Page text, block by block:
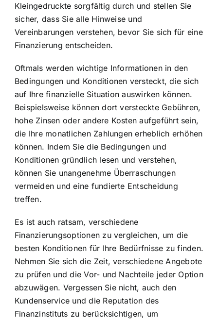
Kleingedruckte sorgfältig durch und stellen Sie
sicher, dass Sie alle Hinweise und
Vereinbarungen verstehen, bevor Sie sich für eine
Finanzierung entscheiden.
Oftmals werden wichtige Informationen in den
Bedingungen und Konditionen versteckt, die sich
auf Ihre finanzielle Situation auswirken können.
Beispielsweise können dort versteckte Gebühren,
hohe Zinsen oder andere Kosten aufgeführt sein,
die Ihre monatlichen Zahlungen erheblich erhöhen
können. Indem Sie die Bedingungen und
Konditionen gründlich lesen und verstehen,
können Sie unangenehme Überraschungen
vermeiden und eine fundierte Entscheidung
treffen.
Es ist auch ratsam, verschiedene
Finanzierungsoptionen zu vergleichen, um die
besten Konditionen für Ihre Bedürfnisse zu finden.
Nehmen Sie sich die Zeit, verschiedene Angebote
zu prüfen und die Vor- und Nachteile jeder Option
abzuwägen. Vergessen Sie nicht, auch den
Kundenservice und die Reputation des
Finanzinstituts zu berücksichtigen, um